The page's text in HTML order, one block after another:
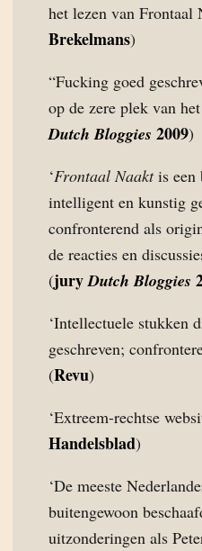
het lezen van Frontaal
Brekelmans)
“Fucking goed
op de zere plek van
Dutch Bloggies 2009)
‘Frontaal Naaktis een
intelligent en kunstig
confronterend als
de reacties en
(juryDutch Bloggies
‘Intellectuele stukken
geschreven;
(Revu)
‘Extreem-rechtse
Handelsblad)
‘De meeste
buitengewoon
uitzonderingen als